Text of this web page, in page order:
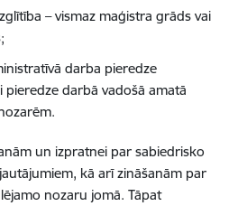
– vismaz maģistra grāds vai
darba pieredze
pieredze darbā vadošā amatā
un izpratnei par sabiedrisko
kā arī zināšanām par
nozaru jomā. Tāpat